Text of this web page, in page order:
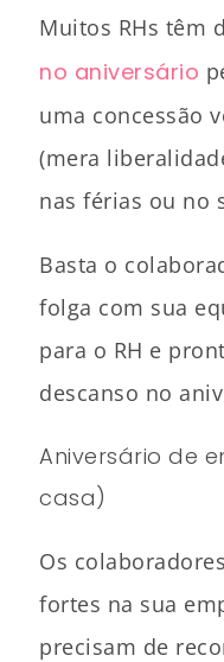
Muitos RHs têm
no aniversário
uma concessão
(mera
nas férias ou no
Basta o
folga com sua
para o RH e
descanso no
Aniversário de
casa)
Os
fortes na sua
precisam de